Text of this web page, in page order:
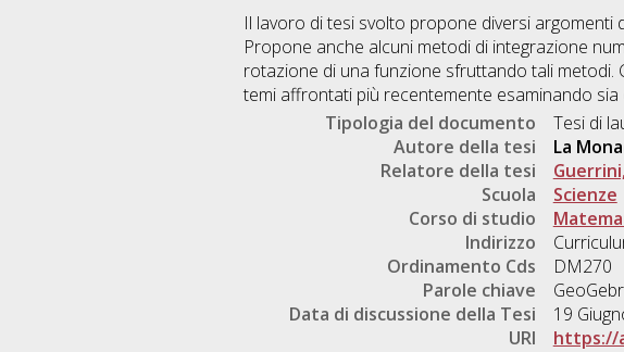
Il lavoro di tesi svolto propone diversi
Propone anche alcuni metodi di integrazione
rotazione di una funzione sfruttando tali metodi.
temi affrontati più recentemente esaminando
Tipologia del documento
Tesi di
Autore della tesi
La
Relatore della tesi
Scuola
Scienze
Corso di studio
Indirizzo
Ordinamento Cds
DM270
Parole chiave
Data di discussione della Tesi
19
URI
https://